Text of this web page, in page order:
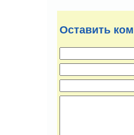
Оставить